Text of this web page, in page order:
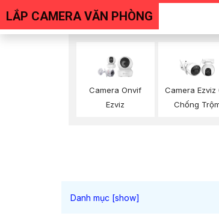
LẮP CAMERA VĂN PHÒNG
Camera Onvif
Ezviz
Camera Ezviz
Chống